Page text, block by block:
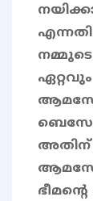
അതിന്